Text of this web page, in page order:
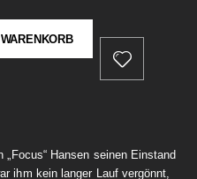
„Focus“ Hansen seinen Einstand
ihm kein langer Lauf vergönnt,